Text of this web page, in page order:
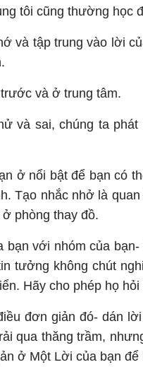
tôi cũng thường học
và tập trung vào lời
và ở trung tâm.
và sai, chúng ta
ở nổi bật để bạn có
Tạo nhắc nhở là
phòng thay đồ.
với nhóm của
tưởng không chút
Hãy cho phép họ
đơn giản đó- dán
qua thăng trầm,
ở Một Lời của bạn